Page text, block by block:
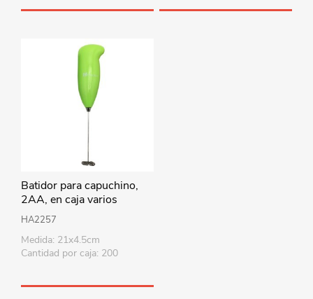
Batidor para capuchino,
2AA, en caja varios
colores
HA2257
Medida: 21x4.5cm
Cantidad por caja: 200